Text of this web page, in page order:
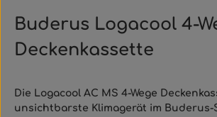
Buderus Logacool 4-
Deckenkassette
Die Logacool AC MS 4-Wege
unsichtbarste Klimagerät im Buderus-